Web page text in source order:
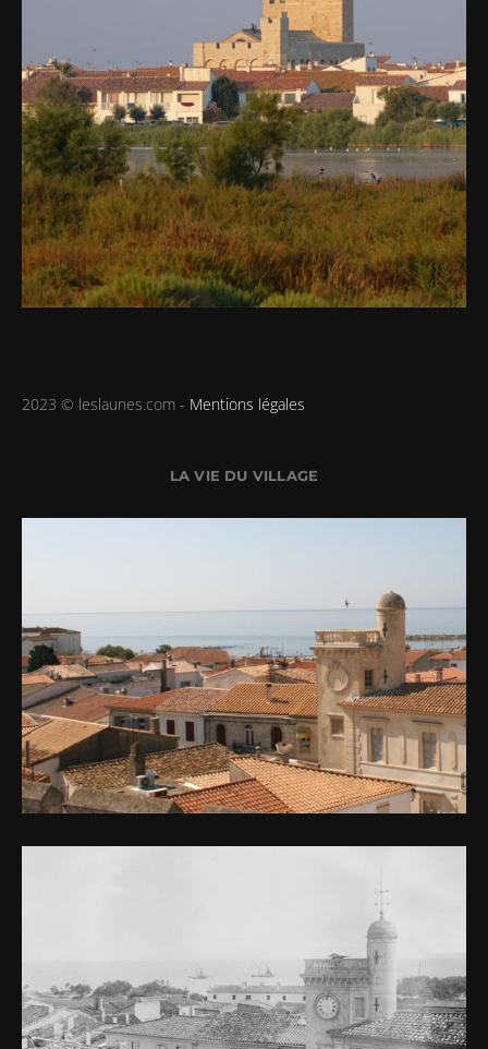
2023 © leslaunes.com - Mentions légales
LA VIE DU VILLAGE